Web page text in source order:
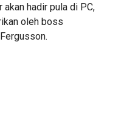
hadir pula di PC,
oleh boss